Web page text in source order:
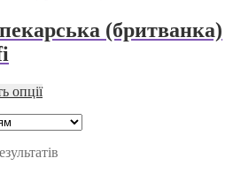
варіантів.
вибрати
на
сторінці
товару
(бритванка)
опціїЦей
варіантів.